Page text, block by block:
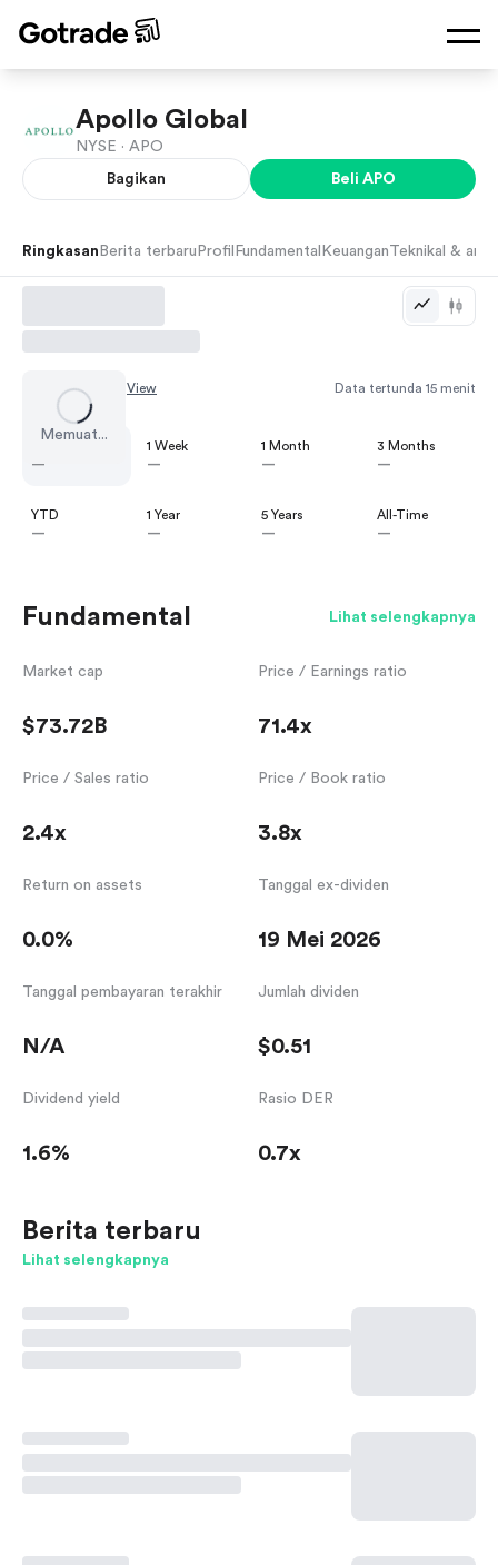
Apollo Global
NYSE · APO
Bagikan Beli APO
Ringkasan Berita terbaru Profil Fundamental Keuangan Teknikal &
Memuat...
Chart by TradingView Data tertunda 15 menit
—
1 Week
—
1 Month
—
3 Months
—
YTD
—
1 Year
—
5 Years
—
All-Time
—
Fundamental Lihat selengkapnya
Market cap
$73.72B
Price / Earnings ratio
71.4x
Price / Sales ratio
2.4x
Price / Book ratio
3.8x
Return on assets
0.0%
Tanggal ex-dividen
19 Mei 2026
Tanggal pembayaran terakhir
N/A
Jumlah dividen
$0.51
Dividend yield
1.6%
Rasio DER
0.7x
Berita terbaru
Lihat selengkapnya